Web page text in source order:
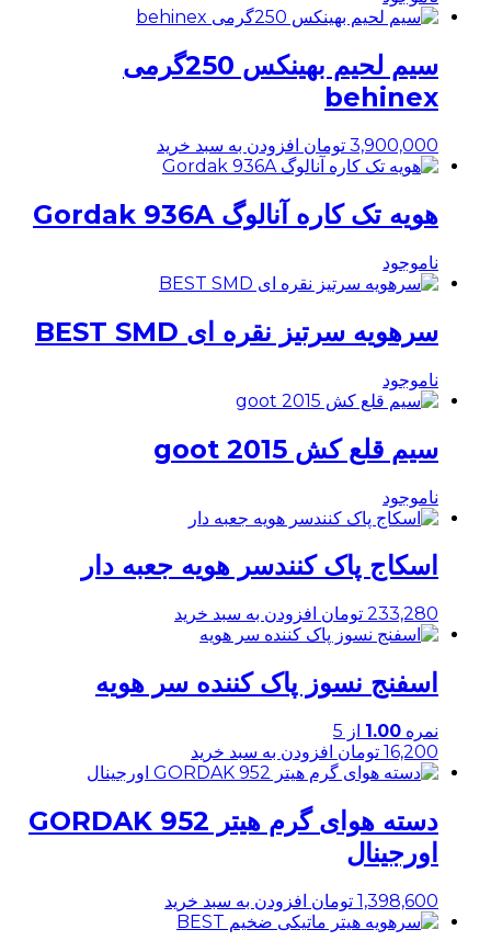
سیم لحیم بهینکس 250گرمی
behinex
3,900,000 تومان افزودن به سبد خرید
هویه تک کاره آنالوگ Gordak 936A
ناموجود
سرهویه سرتیز نقره ای BEST SMD
ناموجود
سیم قلع کش goot 2015
ناموجود
اسکاج پاک کنندسر هویه جعبه دار
233,280 تومان افزودن به سبد خرید
اسفنج نسوز پاک کننده سر هویه
نمره 1.00 از 5
16,200 تومان افزودن به سبد خرید
دسته هوای گرم هیتر GORDAK 952
اورجینال
1,398,600 تومان افزودن به سبد خرید